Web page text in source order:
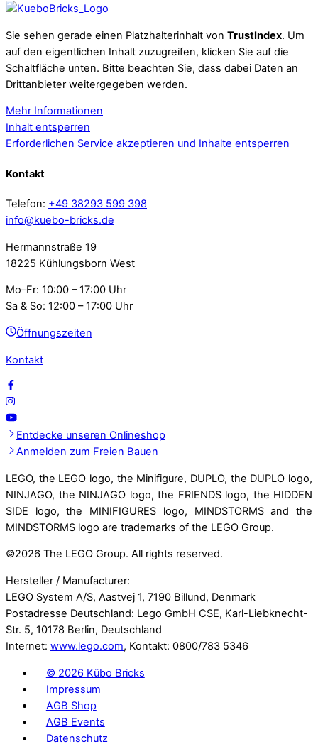
Sie sehen gerade einen Platzhalterinhalt von TrustIndex. Um
auf den eigentlichen Inhalt zuzugreifen, klicken Sie auf die
Schaltfläche unten. Bitte beachten Sie, dass dabei Daten an
Drittanbieter weitergegeben werden.
Mehr Informationen
Inhalt entsperren
Erforderlichen Service akzeptieren und Inhalte entsperren
Kontakt
Telefon: +49 38293 599 398
info@kuebo-bricks.de
Hermannstraße 19
18225 Kühlungsborn West
Mo–Fr: 10:00 – 17:00 Uhr
Sa & So: 12:00 – 17:00 Uhr
Öffnungszeiten
Kontakt
Entdecke unseren Onlineshop
Anmelden zum Freien Bauen
LEGO, the LEGO logo, the Minifigure, DUPLO, the DUPLO logo,
NINJAGO, the NINJAGO logo, the FRIENDS logo, the HIDDEN
SIDE logo, the MINIFIGURES logo, MINDSTORMS and the
MINDSTORMS logo are trademarks of the LEGO Group.
©2026 The LEGO Group. All rights reserved.
Hersteller / Manufacturer:
LEGO System A/S, Aastvej 1, 7190 Billund, Denmark
Postadresse Deutschland: Lego GmbH CSE, Karl-Liebknecht-
Str. 5, 10178 Berlin, Deutschland
Internet: www.lego.com, Kontakt: 0800/783 5346
© 2026 Kübo Bricks
Impressum
AGB Shop
AGB Events
Datenschutz